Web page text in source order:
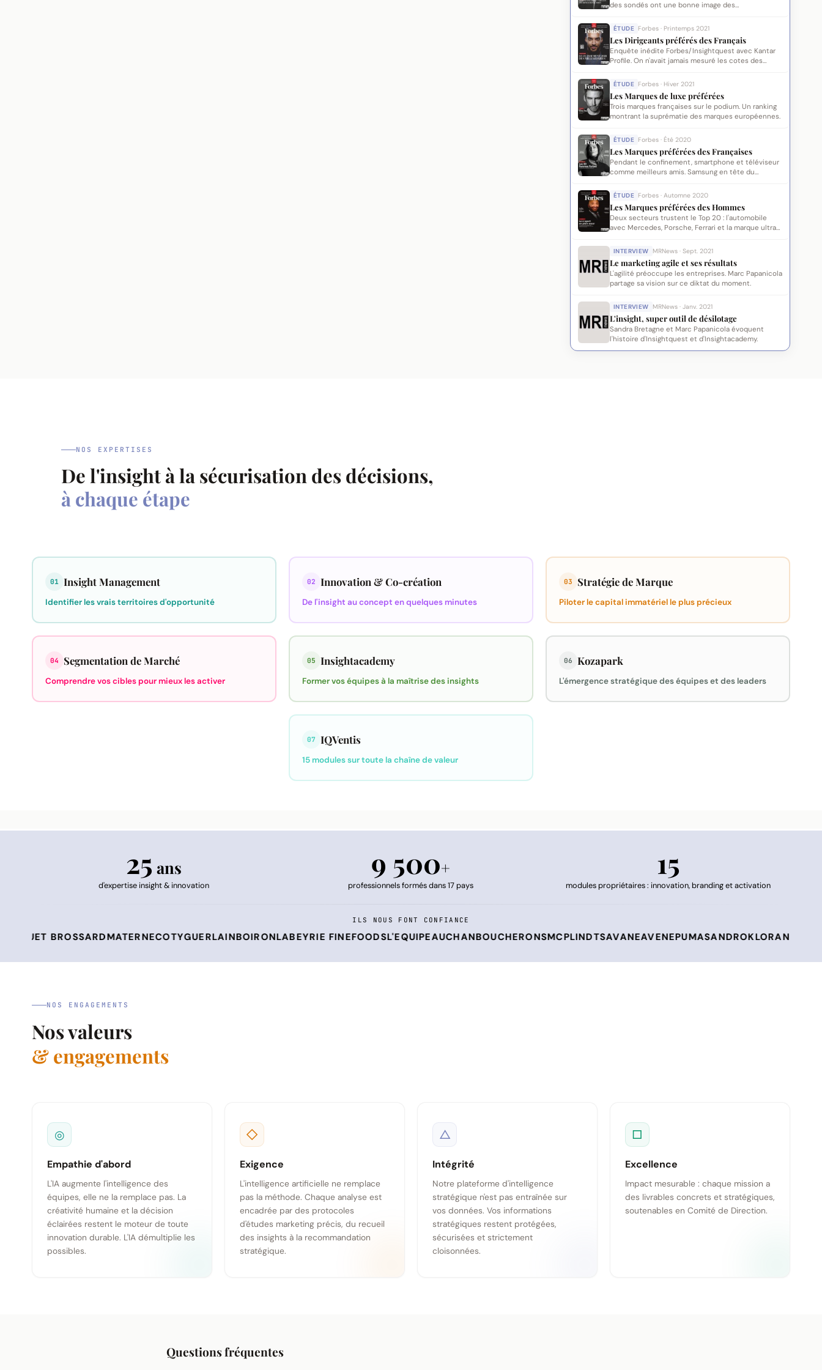
des sondés ont une bonne image des
ÉTUDE Forbes · Printemps 2021
Les Dirigeants préférés des Français
Enquête inédite Forbes/Insightquest avec Kantar
Profile. On n'avait jamais mesuré les cotes des
ÉTUDE Forbes · Hiver 2021
Les Marques de luxe préférées
Trois marques françaises sur le podium. Un ranking
montrant la suprématie des marques européennes.
ÉTUDE Forbes · Été 2020
Les Marques préférées des Françaises
Pendant le confinement, smartphone et téléviseur
comme meilleurs amis. Samsung en tête du
ÉTUDE Forbes · Automne 2020
Les Marques préférées des Hommes
Deux secteurs trustent le Top 20 : l'automobile
avec Mercedes, Porsche, Ferrari et la marque ultra
INTERVIEW MRNews · Sept. 2021
Le marketing agile et ses résultats
L'agilité préoccupe les entreprises. Marc Papanicola
partage sa vision sur ce diktat du moment.
INTERVIEW MRNews · Janv. 2021
L'insight, super outil de désilotage
Sandra Bretagne et Marc Papanicola évoquent
l'histoire d'Insightquest et d'Insightacademy.
NOS EXPERTISES
De l'insight à la sécurisation des décisions,
à chaque étape
01 Insight Management
Identifier les vrais territoires d'opportunité
02 Innovation & Co-création
De l'insight au concept en quelques minutes
03 Stratégie de Marque
Piloter le capital immatériel le plus précieux
04 Segmentation de Marché
Comprendre vos cibles pour mieux les activer
05 Insightacademy
Former vos équipes à la maîtrise des insights
06 Kozapark
L'émergence stratégique des équipes et des leaders
07 IQVentis
15 modules sur toute la chaîne de valeur
25 ans
d'expertise insight & innovation
9 500+
professionnels formés dans 17 pays
15
modules propriétaires : innovation, branding et activation
ILS NOUS FONT CONFIANCE
MATERNECOTYGUERLAINBOIRONLABEYRIE FINEFOODSL'EQUIPEAUCHANBOUCHERONSMCPLINDTSAVANEAVENEPUMASANDROKLORANEDUCRAY
NOS ENGAGEMENTS
Nos valeurs
& engagements
◎
Empathie d'abord
L'IA augmente l'intelligence des
équipes, elle ne la remplace pas. La
créativité humaine et la décision
éclairées restent le moteur de toute
innovation durable. L'IA démultiplie les
possibles.
◇
Exigence
L'intelligence artificielle ne remplace
pas la méthode. Chaque analyse est
encadrée par des protocoles
d'études marketing précis, du recueil
des insights à la recommandation
stratégique.
△
Intégrité
Notre plateforme d'intelligence
stratégique n'est pas entraînée sur
vos données. Vos informations
stratégiques restent protégées,
sécurisées et strictement
cloisonnées.
□
Excellence
Impact mesurable : chaque mission a
des livrables concrets et stratégiques,
soutenables en Comité de Direction.
Questions fréquentes